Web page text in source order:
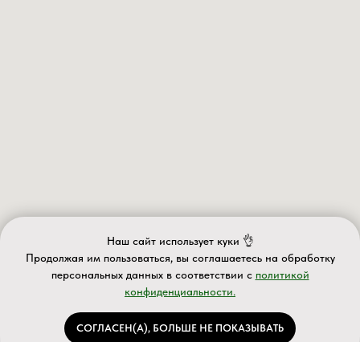
Наш сайт использует куки 👌
Продолжая им пользоваться, вы соглашаетесь на обработку
персональных данных в соответствии с политикой
конфиденциальности.
СОГЛАСЕН(А), БОЛЬШЕ НЕ ПОКАЗЫВАТЬ
ИП Валеев А.Д.
Информация на сайте носит информационный характер и не